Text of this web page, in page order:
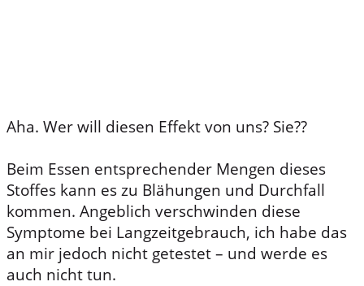
Aha. Wer will diesen Effekt von uns? Sie??
Beim Essen entsprechender Mengen dieses
Stoffes kann es zu Blähungen und Durchfall
kommen. Angeblich verschwinden diese
Symptome bei Langzeitgebrauch, ich habe das
an mir jedoch nicht getestet – und werde es
auch nicht tun.